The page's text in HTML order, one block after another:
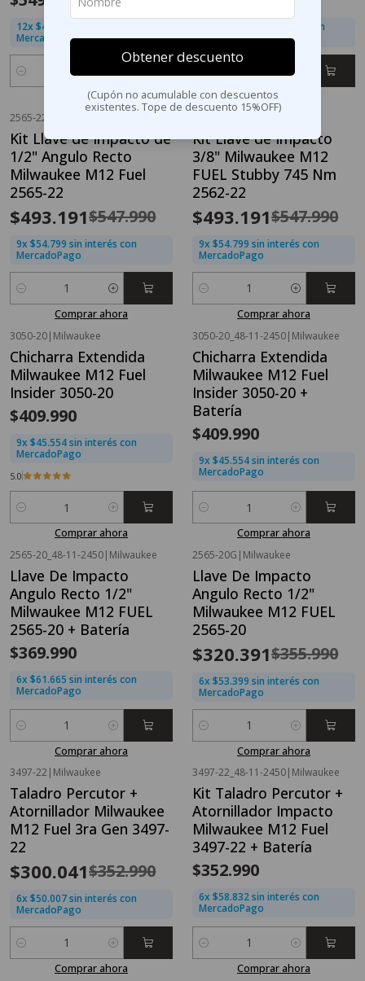
12x $45.833 sin interés con
MercadoPago
Cantidad
Comprar ahora
12x $45.833 sin interés con
MercadoPago
Cantidad
Comprar ahora
OFERTA FLASH⚡
-10%OFF
2565-22
Kit Llave de Impacto de
1/2" Angulo Recto
Milwaukee M12 Fuel
2565-22
$493.191$547.990
9x $54.799 sin interés con
MercadoPago
Cantidad
Comprar ahora
-10%OFF
Nuevo
Kit Llave de Impacto
3/8" Milwaukee M12
FUEL Stubby 745 Nm
2562-22
$493.191$547.990
9x $54.799 sin interés con
MercadoPago
Cantidad
Comprar ahora
3050-20| Milwaukee
Chicharra Extendida
Milwaukee M12 Fuel
Insider 3050-20
$409.990
9x $45.554 sin interés con
MercadoPago
5.0
Cantidad
Comprar ahora
3050-20_48-11-2450| Milwaukee
Chicharra Extendida
Milwaukee M12 Fuel
Insider 3050-20 +
Batería
$409.990
9x $45.554 sin interés con
MercadoPago
Cantidad
Comprar ahora
2565-20_48-11-2450| Milwaukee
Llave De Impacto
Angulo Recto 1/2"
Milwaukee M12 FUEL
2565-20 + Batería
$369.990
6x $61.665 sin interés con
MercadoPago
Cantidad
Comprar ahora
OFERTA FLASH⚡
-10% OFF
2565-20G | Milwaukee
Llave De Impacto
Angulo Recto 1/2"
Milwaukee M12 FUEL
2565-20
$320.391$355.990
6x $53.399 sin interés con
MercadoPago
Cantidad
Comprar ahora
OFERTA FLASH⚡
-15%OFF
3497-22 | Milwaukee
Taladro Percutor +
Atornillador Milwaukee
M12 Fuel 3ra Gen 3497-
22
$300.041$352.990
6x $50.007 sin interés con
MercadoPago
Cantidad
Comprar ahora
3497-22_48-11-2450| Milwaukee
Kit Taladro Percutor +
Atornillador Impacto
Milwaukee M12 Fuel
3497-22 + Batería
$352.990
6x $58.832 sin interés con
MercadoPago
Cantidad
Comprar ahora
Obtener descuento
(Cupón no acumulable con descuentos
existentes. Tope de descuento 15%OFF)